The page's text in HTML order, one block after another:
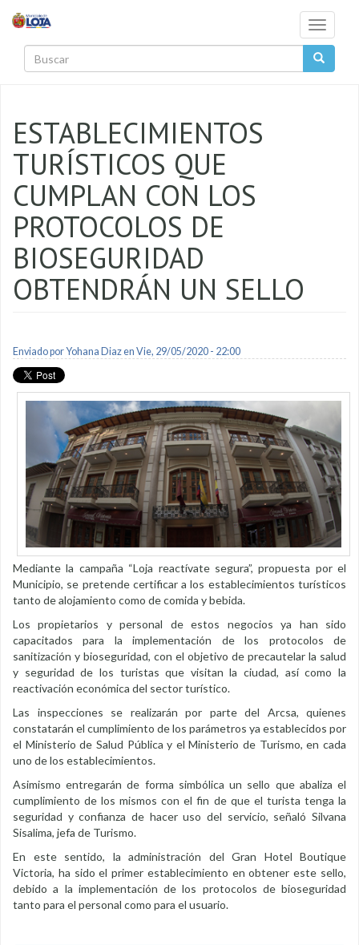
Toggle
ESTABLECIMIENTOS
TURÍSTICOS QUE
CUMPLAN CON LOS
PROTOCOLOS DE
BIOSEGURIDAD
OBTENDRÁN UN SELLO
Enviado porYohana Diazen Vie, 29/05/2020 - 22:00
Mediante la campaña “Loja reactívate segura”, propuesta por el
Municipio, se pretende certificar a los establecimientos turísticos
tanto de alojamiento como de comida y bebida.
Los propietarios y personal de estos negocios ya han sido
capacitados para la implementación de los protocolos de
sanitización y bioseguridad, con el objetivo de precautelar la salud
y seguridad de los turistas que visitan la ciudad, así como la
reactivación económica del sector turístico.
Las inspecciones se realizarán por parte del Arcsa, quienes
constatarán el cumplimiento de los parámetros ya establecidos por
el Ministerio de Salud Pública y el Ministerio de Turismo, en cada
uno de los establecimientos.
Asimismo entregarán de forma simbólica un sello que abaliza el
cumplimiento de los mismos con el fin de que el turista tenga la
seguridad y confianza de hacer uso del servicio, señaló Silvana
Sisalima, jefa de Turismo.
En este sentido, la administración del Gran Hotel Boutique
Victoria, ha sido el primer establecimiento en obtener este sello,
debido a la implementación de los protocolos de bioseguridad
tanto para el personal como para el usuario.